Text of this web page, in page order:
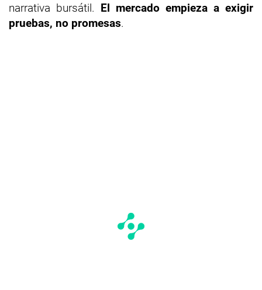
narrativa bursátil. El mercado empieza a exigir
pruebas, no promesas.